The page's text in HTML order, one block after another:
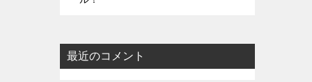
最近のコメント